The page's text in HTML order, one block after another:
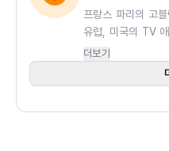
귀여운 캐릭터 그림으로 재
마치 만화 속 캐릭터를 연
각 성격이 드러나도록 묘사
상을 수상했으며,
생이 생겼어요!》
프랑스 파리의 고
유럽, 미국의 TV
자이너로 일했습니
하면서 여러 어린
더보기